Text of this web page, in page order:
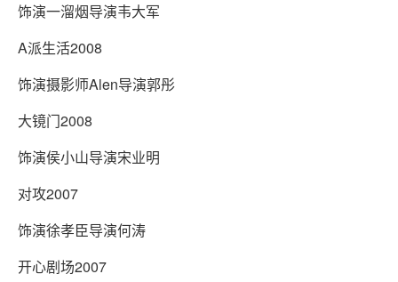
饰演一溜烟导演韦大军
A派生活2008
饰演摄影师Alen导演郭彤
大镜门2008
饰演侯小山导演宋业明
对攻2007
饰演徐孝臣导演何涛
开心剧场2007